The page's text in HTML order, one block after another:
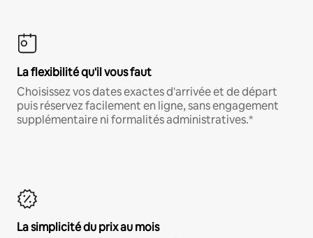
La flexibilité qu'il vous faut
Choisissez vos dates exactes d'arrivée et de départ
puis réservez facilement en ligne, sans engagement
supplémentaire ni formalités administratives.*
La simplicité du prix au mois